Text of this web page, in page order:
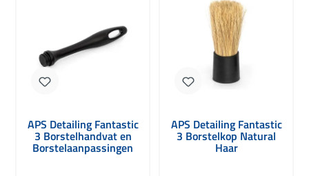
APS Detailing Fantastic
3 Borstelhandvat en
Borstelaanpassingen
APS Detailing Fantastic
3 Borstelkop Natural
Haar